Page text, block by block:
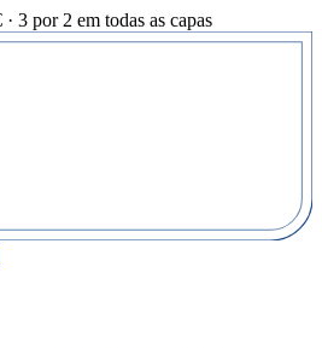
3 por 2 em todas as capas